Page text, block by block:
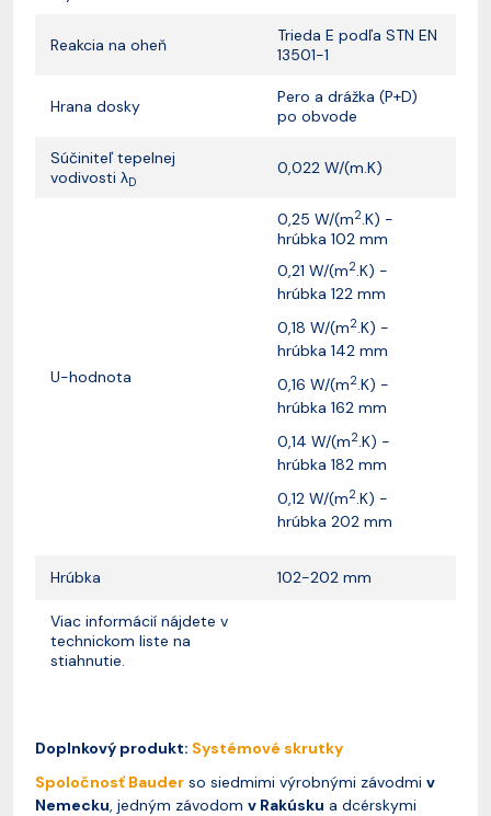
Reakcia na oheň
Trieda E podľa STN EN
13501-1
Hrana dosky
Pero a drážka (P+D)
po obvode
Súčiniteľ tepelnej
vodivosti λD
0,022 W/(m.K)
U-hodnota
0,25 W/(m2.K) -
hrúbka 102 mm
0,21 W/(m2.K) -
hrúbka 122 mm
0,18 W/(m2.K) -
hrúbka 142 mm
0,16 W/(m2.K) -
hrúbka 162 mm
0,14 W/(m2.K) -
hrúbka 182 mm
0,12 W/(m2.K) -
hrúbka 202 mm
Hrúbka 102-202 mm
Viac informácií nájdete v
technickom liste na
stiahnutie.
Doplnkový produkt: Systémové skrutky
Spoločnosť Bauder so siedmimi výrobnými závodmi v
Nemecku, jedným závodom v Rakúsku a dcérskymi